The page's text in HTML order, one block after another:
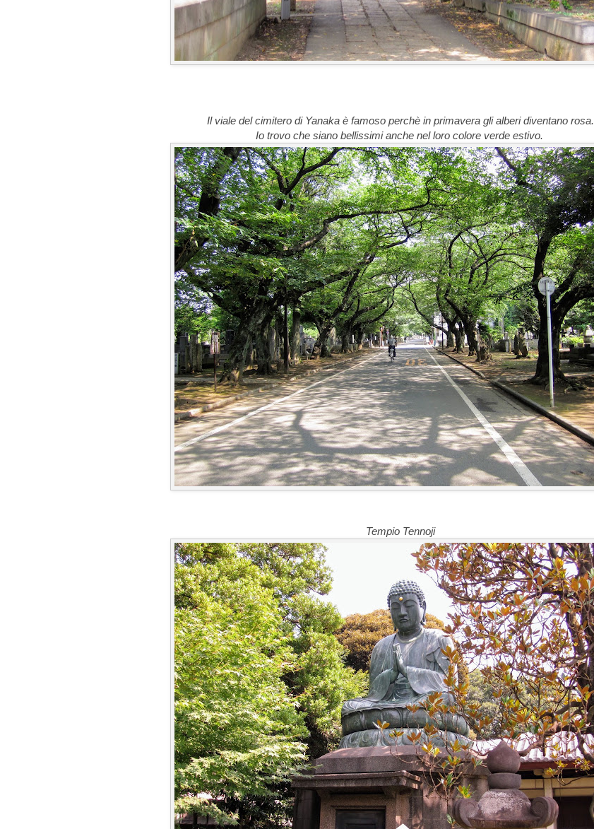
Il viale del cimitero di Yanaka è famoso perchè in primavera gli alberi diventano rosa.
Io trovo che siano bellissimi anche nel loro colore verde estivo.
Tempio Tennoji